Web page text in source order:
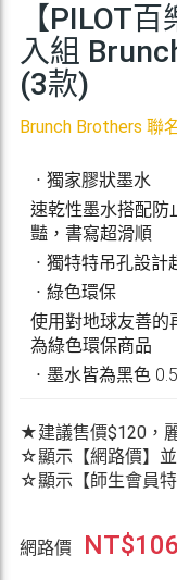
【PILOT
入組
(3款)
Brunch Brothers 聯
ㆍ獨家膠狀墨水
速乾性墨水搭配防
豔，書寫超滑順
ㆍ獨特特吊孔設計
ㆍ綠色環保
使用對地球友善的
為綠色環保商品
ㆍ墨水皆為黑色
★建議售價$120，
☆顯示【網路價】
☆顯示【師生會員特
網路價 NT$106